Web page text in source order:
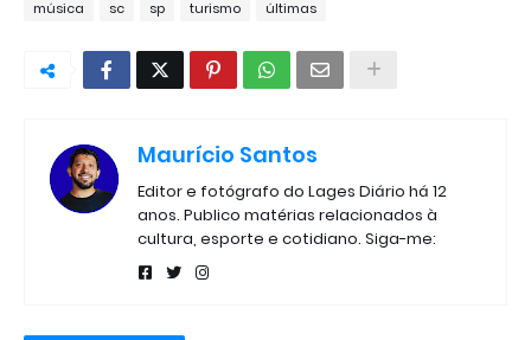
música sc sp turismo últimas
Maurício Santos
Editor e fotógrafo do Lages Diário há 12
anos. Publico matérias relacionados à
cultura, esporte e cotidiano. Siga-me: